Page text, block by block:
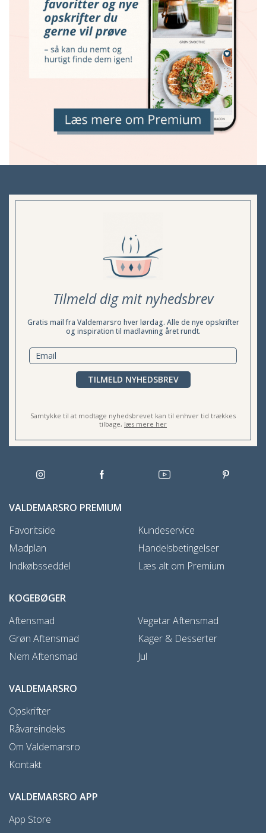
Tilmeld dig mit nyhedsbrev
Gratis mail fra Valdemarsro hver lørdag. Alle de nye opskrifter
og inspiration til madlavning året rundt.
TILMELD NYHEDSBREV
Samtykke til at modtage nyhedsbrevet kan til enhver tid trækkes
tilbage, læs mere her
VALDEMARSRO PREMIUM
Favoritside
Madplan
Indkøbsseddel
Kundeservice
Handelsbetingelser
Læs alt om Premium
KOGEBØGER
Aftensmad
Grøn Aftensmad
Nem Aftensmad
Vegetar Aftensmad
Kager & Desserter
Jul
VALDEMARSRO
Opskrifter
Råvareindeks
Om Valdemarsro
Kontakt
VALDEMARSRO APP
App Store